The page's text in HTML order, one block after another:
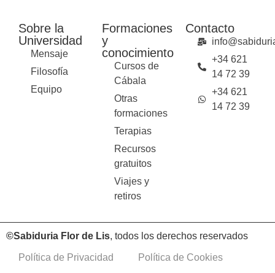
Sobre la
Universidad
Mensaje
Filosofía
Equipo
Formaciones
y
conocimiento
Cursos de
Cábala
Otras
formaciones
Terapias
Recursos
gratuitos
Viajes y
retiros
Contacto
+34 621
14 72 39
+34 621
14 72 39
©Sabiduria Flor de Lis, todos los derechos reservados
Política de Privacidad Política de Cookies